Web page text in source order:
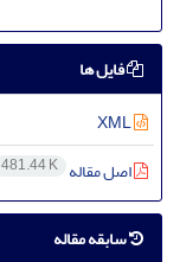
فایل ها
اصل مقاله 481.44 K
سابقه مقاله